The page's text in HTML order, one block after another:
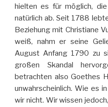
hielten es für möglich,
natürlich ab. Seit 1788
Beziehung mit Christiane
weiß, nahm er seine
August Anfang 1790 zu
großen Skandal
betrachten also Goethes
unwahrscheinlich. Wie es
wir nicht. Wir wissen